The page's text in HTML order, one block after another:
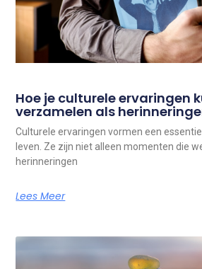
Hoe je culturele ervaringen
verzamelen als
Culturele ervaringen vormen een
leven. Ze zijn niet alleen momenten die
herinneringen
Lees Meer